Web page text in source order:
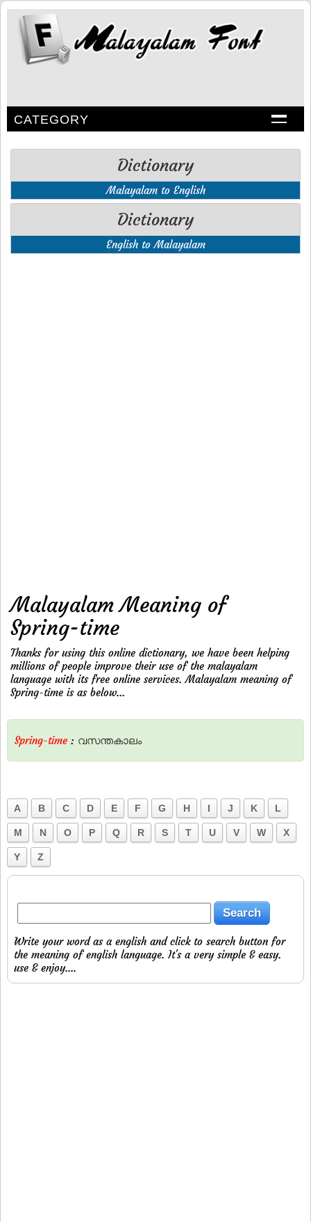
CATEGORY
Dictionary
Malayalam to English
Dictionary
English to Malayalam
Malayalam Meaning of
Spring-time
Thanks for using this online dictionary, we have been helping
millions of people improve their use of the malayalam
language with its free online services. Malayalam meaning of
Spring-time is as below...
Spring-time : വസന്തകാലം
A B C D E F G H I J K L
M N O P Q R S T U V W X
Y Z
Write your word as a english and click to search button for
the meaning of english language. It's a very simple & easy.
use & enjoy....